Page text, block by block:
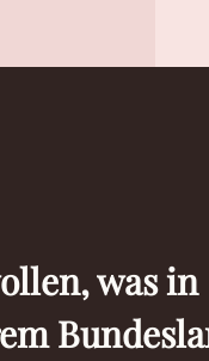
was in